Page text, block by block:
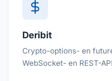
Deribit
Crypto-options- en
WebSocket- en REST-